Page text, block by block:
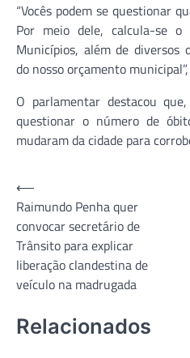
“Vocês podem se questionar
Por meio dele, calcula-se o
Municípios, além de diversos
do nosso orçamento
O parlamentar destacou
questionar o número de
mudaram da cidade para
Navegação
de
Post
⟵
Raimundo Penha quer
convocar secretário de
Trânsito para explicar
liberação clandestina de
veículo na madrugada
Relacionados